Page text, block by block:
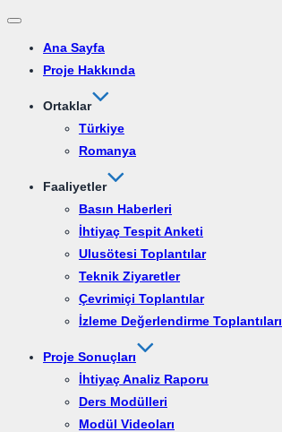
Ana Sayfa
Proje Hakkında
Ortaklar
Türkiye
Romanya
Faaliyetler
Basın Haberleri
İhtiyaç Tespit Anketi
Ulusötesi Toplantılar
Teknik Ziyaretler
Çevrimiçi Toplantılar
İzleme Değerlendirme Toplantıları
Proje Sonuçları
İhtiyaç Analiz Raporu
Ders Modülleri
Modül Videoları